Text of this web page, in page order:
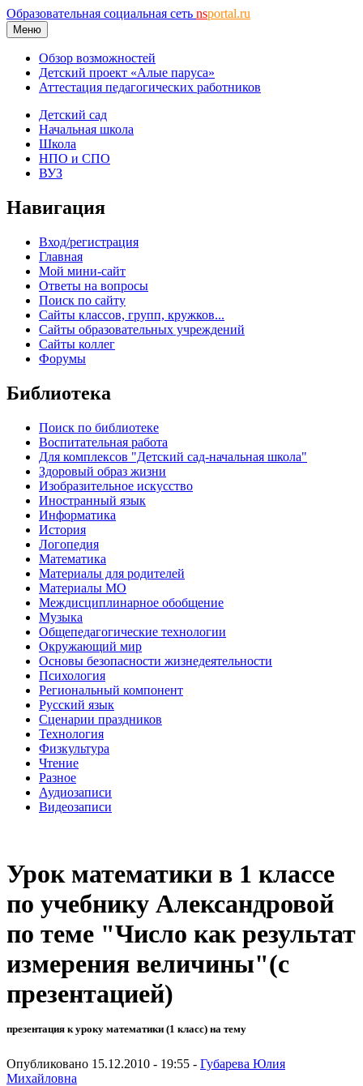
Образовательная социальная сеть nsportal.ru
Меню
Обзор возможностей
Детский проект «Алые паруса»
Аттестация педагогических работников
Детский сад
Начальная школа
Школа
НПО и СПО
ВУЗ
Навигация
Вход/регистрация
Главная
Мой мини-сайт
Ответы на вопросы
Поиск по сайту
Сайты классов, групп, кружков...
Сайты образовательных учреждений
Сайты коллег
Форумы
Библиотека
Поиск по библиотеке
Воспитательная работа
Для комплексов "Детский сад-начальная школа"
Здоровый образ жизни
Изобразительное искусство
Иностранный язык
Информатика
История
Логопедия
Математика
Материалы для родителей
Материалы МО
Междисциплинарное обобщение
Музыка
Общепедагогические технологии
Окружающий мир
Основы безопасности жизнедеятельности
Психология
Региональный компонент
Русский язык
Сценарии праздников
Технология
Физкультура
Чтение
Разное
Аудиозаписи
Видеозаписи
Урок математики в 1 классе
по учебнику Александровой
по теме "Число как результат
измерения величины"(с
презентацией)
презентация к уроку математики (1 класс) на тему
Опубликовано 15.12.2010 - 19:55 - Губарева Юлия
Михайловна